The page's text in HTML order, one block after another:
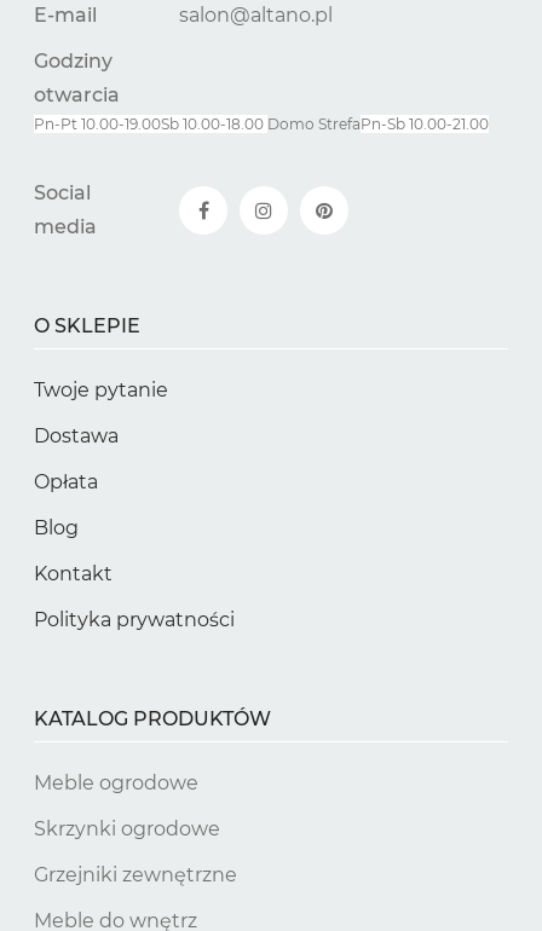
E-mail
salon@altano.pl
Godziny
otwarcia
Pn-Pt 10.00-19.00Sb 10.00-18.00 Domo StrefaPn-Sb 10.00-21.00
Social
media
O SKLEPIE
Twoje pytanie
Dostawa
Opłata
Blog
Kontakt
Polityka prywatności
KATALOG PRODUKTÓW
Meble ogrodowe
Skrzynki ogrodowe
Grzejniki zewnętrzne
Meble do wnętrz